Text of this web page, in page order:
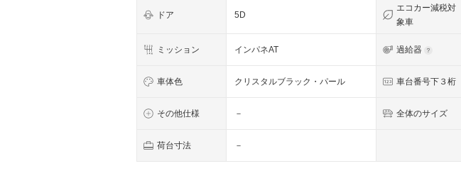
ドア 5D
エコカー減税対
象車
ミッション インパネAT 過給器
車体色 クリスタルブラック・パール 車台番号下３桁
その他仕様 － 全体のサイズ
荷台寸法 －